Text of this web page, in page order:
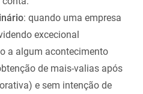
: quando uma empresa
excecional
a algum acontecimento
de mais-valias após
e sem intenção de